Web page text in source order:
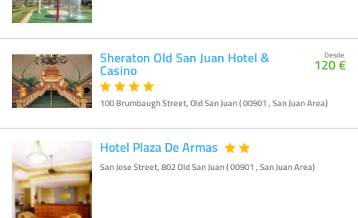
Sheraton Old San Juan Hotel &
Casino
100 Brumbaugh Street, Old San Juan ( 00901 , San Juan Area)
Desde
120 €
Hotel Plaza De Armas
San Jose Street, 802 Old San Juan ( 00901 , San Juan Area)